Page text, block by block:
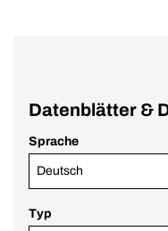
Datenblätter &
Sprache
Deutsch
Typ